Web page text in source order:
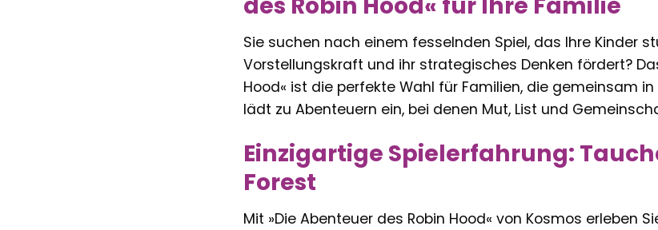
Sie suchen nach einem fesselnden Spiel, das Ihre Kinder
Vorstellungskraft und ihr strategisches Denken fördert?
Hood« ist die perfekte Wahl für Familien, die gemeinsam
lädt zu Abenteuern ein, bei denen Mut, List und
Einzigartige Spielerfahrung:
Forest
Mit »Die Abenteuer des Robin Hood« von Kosmos erleben